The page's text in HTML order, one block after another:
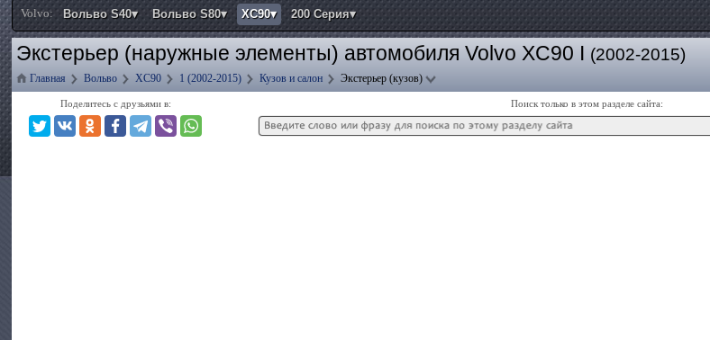
Volvo: Вольво S40▾ Вольво S80▾ ХС90▾ 200 Серия▾
Экстерьер (наружные элементы) автомобиля Volvo XC90 I (2002-2015)
Главная Вольво ХС90 1 (2002-2015) Кузов и салон Экстерьер (кузов)
Поделитесь с друзьями в: Поиск только в этом разделе сайта: